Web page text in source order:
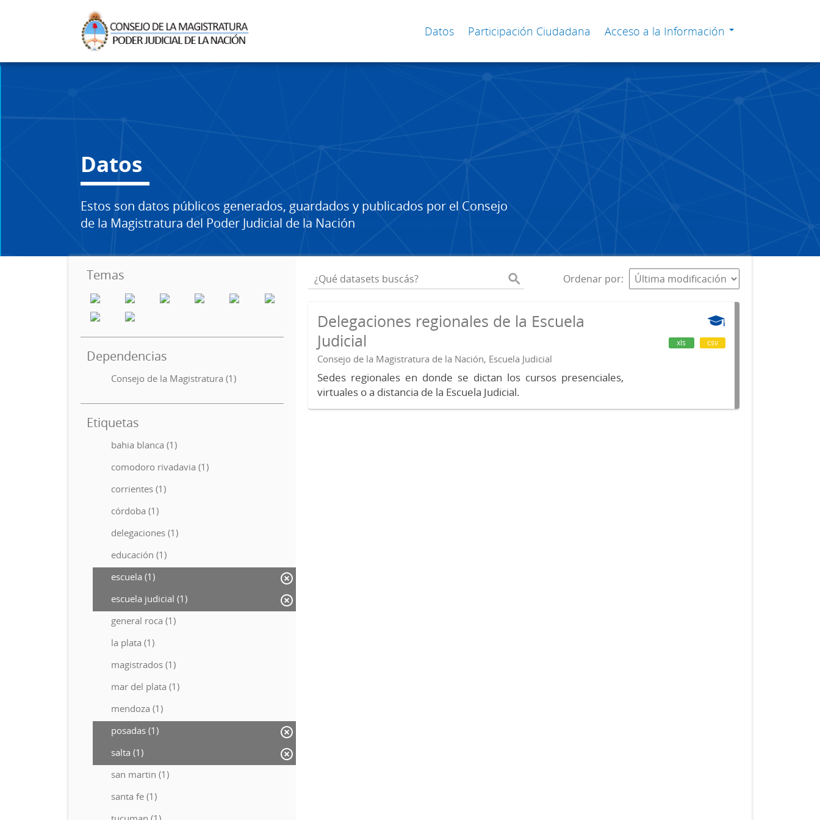
Datos Participación Ciudadana Acceso a la Información
Datos
Estos son datos públicos generados, guardados y publicados por el Consejo
de la Magistratura del Poder Judicial de la Nación
Temas
Dependencias
Consejo de la Magistratura (1)
Etiquetas
bahia blanca (1)
comodoro rivadavia (1)
corrientes (1)
córdoba (1)
delegaciones (1)
educación (1)
escuela (1)
escuela judicial (1)
general roca (1)
la plata (1)
magistrados (1)
mar del plata (1)
mendoza (1)
posadas (1)
salta (1)
san martin (1)
santa fe (1)
Ordenar por
Delegaciones regionales de la Escuela
Judicial
Consejo de la Magistratura de la Nación, Escuela Judicial
Sedes regionales en donde se dictan los cursos presenciales,
virtuales o a distancia de la Escuela Judicial.
xls csv